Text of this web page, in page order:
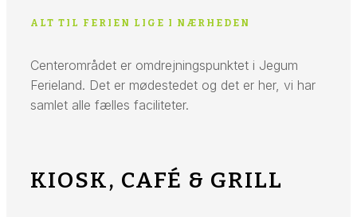
ALT TIL FERIEN LIGE I NÆRHEDEN
Centerområdet er omdrejningspunktet i Jegum
Ferieland. Det er mødestedet og det er her, vi har
samlet alle fælles faciliteter.
KIOSK, CAFÉ & GRILL